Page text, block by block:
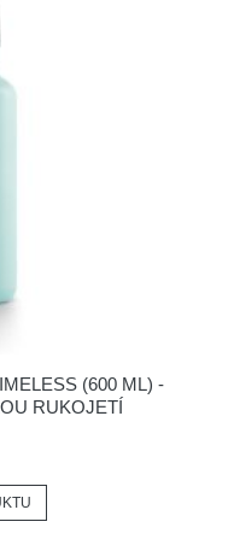
(600 ML) -
RUKOJETÍ